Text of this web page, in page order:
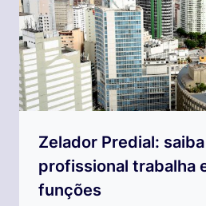
Zelador Predial:
profissional trabalha
funções